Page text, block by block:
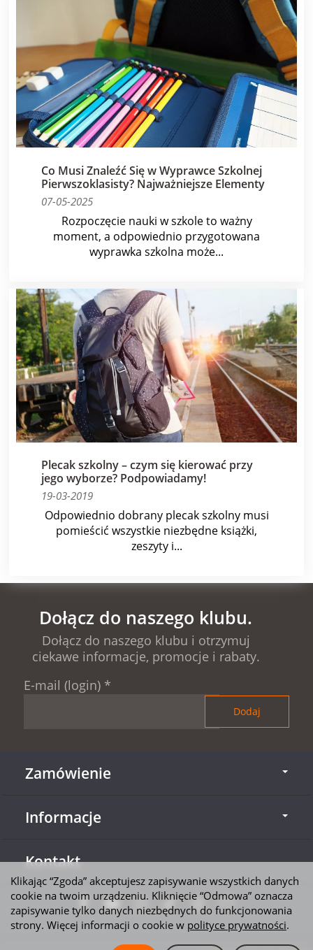
Co Musi Znaleźć Się w Wyprawce Szkolnej
Pierwszoklasisty? Najważniejsze Elementy
07-05-2025
Rozpoczęcie nauki w szkole to ważny
moment, a odpowiednio przygotowana
wyprawka szkolna może...
Plecak szkolny – czym się kierować przy
jego wyborze? Podpowiadamy!
19-03-2019
Odpowiednio dobrany plecak szkolny musi
pomieścić wszystkie niezbędne książki,
zeszyty i...
Dołącz do naszego klubu.
Dołącz do naszego klubu i otrzymuj
ciekawe informacje, promocje i rabaty.
E-mail (login) *
Zamówienie
Informacje
Kontakt
Klikając “Zgoda” akceptujesz zapisywanie wszystkich danych
cookie na twoim urządzeniu. Kliknięcie “Odmowa” oznacza
zapisywanie tylko danych niezbędnych do funkcjonowania
strony. Więcej informacji o cookie w polityce prywatności.